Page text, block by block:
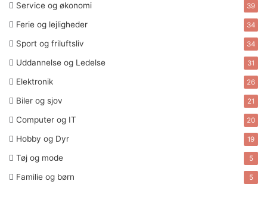
Service og økonomi 39
Ferie og lejligheder 34
Sport og friluftsliv 34
Uddannelse og Ledelse 31
Elektronik 26
Biler og sjov 21
Computer og IT 20
Hobby og Dyr 19
Tøj og mode 5
Familie og børn 5